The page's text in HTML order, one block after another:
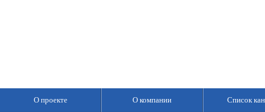
О проекте О компании Список